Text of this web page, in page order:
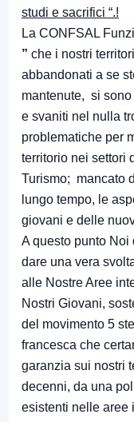
studi e sacrifici “.!
La CONFSAL
” che i nostri
abbandonati a se
mantenute, si
e svaniti nel nulla
problematiche per
territorio nei settori
Turismo; mancato
lungo tempo, le
giovani e delle
A questo punto
dare una vera
alle Nostre Aree
Nostri Giovani,
del movimento 5
francesca che
garanzia sui nostri
decenni, da una
esistenti nelle aree